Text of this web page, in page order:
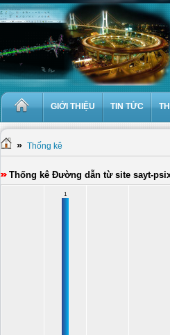
GIỚI THIỆU TIN TỨC
» Thống kê
Thống kê Đường dẫn từ site sayt-
1